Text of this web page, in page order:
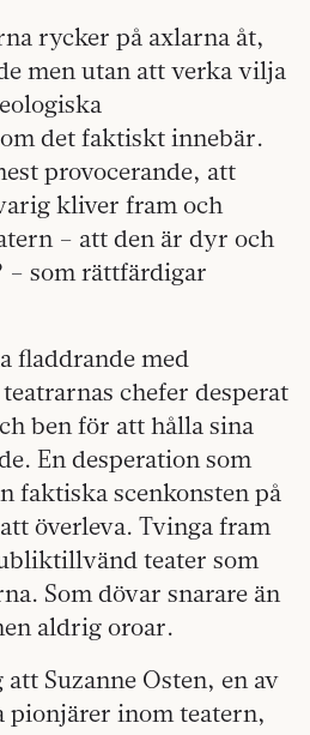
rycker på axlarna åt,
men utan att verka vilja
det faktiskt innebär.
provocerande, att
kliver fram och
– att den är dyr och
– som rättfärdigar
fladdrande med
chefer desperat
ben för att hålla sina
En desperation som
faktiska scenkonsten på
överleva. Tvinga fram
teater som
Som dövar snarare än
aldrig oroar.
Suzanne Osten, en av
pionjärer inom teatern,